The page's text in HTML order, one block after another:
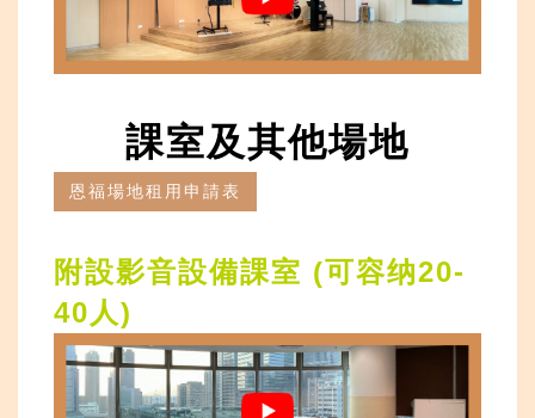
課室及其他場地
恩福場地租用申請表
附設影音設備課室 (可容纳20-
40 人)